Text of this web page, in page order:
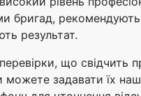
бригад,
результат.
що свідчить
можете задавати їх